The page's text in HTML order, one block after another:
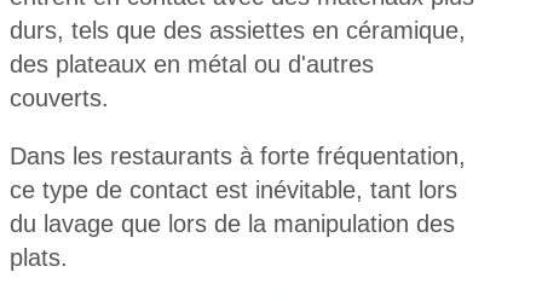
durs, tels que des assiettes en céramique,
des plateaux en métal ou d'autres
couverts.
Dans les restaurants à forte fréquentation,
ce type de contact est inévitable, tant lors
du lavage que lors de la manipulation des
plats.